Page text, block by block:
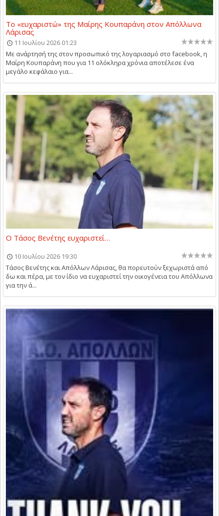
Το «ευχαριστώ» της Μαίρης Κουπαράνη στον Απόλλωνα
Λάρισας
11 Ιουλίου 2026 01:23
Με ανάρτησή της στον προσωπικό της λογαριασμό στο facebook, η
Μαίρη Κουπαράνη που για 11 ολόκληρα χρόνια αποτέλεσε ένα
μεγάλο κεφάλαιο για...
O Τάσος Βενέτης ευχαριστεί…
10 Ιουλίου 2026 19:30
Τάσος Βενέτης και Απόλλων Λάρισας, θα πορευτούν ξεχωριστά από
δω και πέρα, με τον ίδιο να ευχαριστεί την οικογένεια του Απόλλωνα
για την ά...